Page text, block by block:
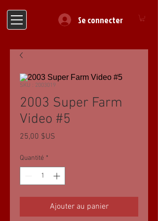
Se connecter
SKU : 2003019
2003 Super Farm
Video #5
25,00 $US
Quantité *
Ajouter au panier